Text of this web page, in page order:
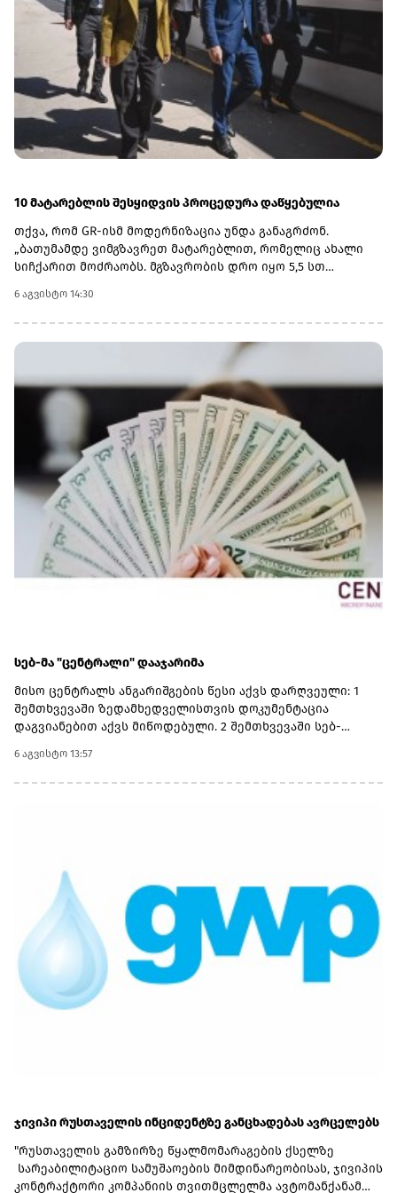
10 მატარებლის შესყიდვის პროცედურა დაწყებულია
თქვა, რომ GR-ისმ მოდერნიზაცია უნდა განაგრძონ.
„ბათუმამდე ვიმგზავრეთ მატარებლით, რომელიც ახალი
სიჩქარით მოძრაობს. მგზავრობის დრო იყო 5,5 სთ
ცვლილებები განხორციელდა. კიდევ ძალიან ბევრი რამ
არის დაგეგმილი, რაზეც საზოგადოებას პერიოდულად
ვაწვდიდით ინფორმაციას. ყველა რეფორმა სათანადო
ვადებში განხორციელდება“, - განაცხადა ირაკლი
კობახიძემ.მთავრობის ადმინისტრაციის ინფორმაციით,
გაუმჯობესდა GR-ის ინფრასტრუქტურა, სრულად
რეაბილიტირებულია ლიანდაგი, ცენტრალურ
მაგისტრალზე მოძრავი შემადგენლობებისთვის
შეზღუდვები მოიხსნა.რეაბილიტირებულია სამგზავრო
სადგურებიც. მატარებლები კაპიტალურად რემონტდება.
დაწყებულია 10 ახალი სამგზავრო მატარებლის შესყიდვის
პროცედურები.
6 აგვისტო 14:30
სებ-მა "ცენტრალი" დააჯარიმა
მისო ცენტრალს ანგარიშგების წესი აქვს დარღვეული: 1
შემთხვევაში ზედამხედველისთვის დოკუმენტაცია
დაგვიანებით აქვს მიწოდებული. 2 შემთხვევაში სებ-
მიწოდებული.შესაბამისად 3 -ჯერ 2 000 ლარის ჯარიმა
გემოეწერა და ჯამში 6 000 აქვს გადასახდელი.მისოს
არის წარმოდგენილი. საპროცენტო შემოსავალი (2 237 830
ლარი) ძირითადად აქვს ლომბარდიდან (1 365 790 ლარი)
6 აგვისტო 13:57
ჯივიპი რუსთაველის ინციდენტზე განცხადებას ავრცელებს
"რუსთაველის გამზირზე წყალმომარაგების ქსელზე
სარეაბილიტაციო სამუშაოების მიმდინარეობისას, ჯივიპის
კონტრაქტორი კომპანიის თვითმცლელმა ავტომანქანამ